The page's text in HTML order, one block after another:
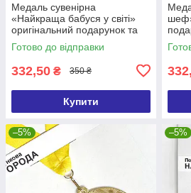
Медаль сувенірна
«Найкраща бабуся у світі»
оригінальний подарунок та
символ визнання
Готово до відправки
332,50 ₴ 350 ₴
Купити
–5% –5%